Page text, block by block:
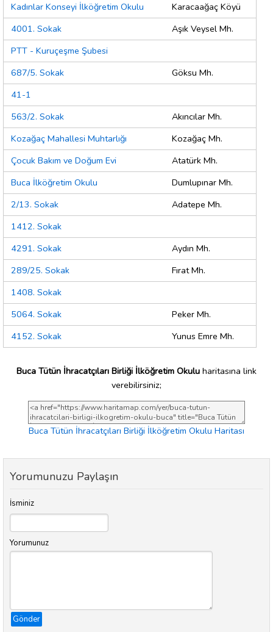
Kadınlar Konseyi İlköğretim Okulu
Karacaağaç Köyü
4001. Sokak
Aşık Veysel Mh.
PTT - Kuruçeşme Şubesi
687/5. Sokak
Göksu Mh.
41-1
563/2. Sokak
Akıncılar Mh.
Kozağaç Mahallesi Muhtarlığı
Kozağaç Mh.
Çocuk Bakım ve Doğum Evi
Atatürk Mh.
Buca İlköğretim Okulu
Dumlupınar Mh.
2/13. Sokak
Adatepe Mh.
1412. Sokak
4291. Sokak
Aydın Mh.
289/25. Sokak
Fırat Mh.
1408. Sokak
5064. Sokak
Peker Mh.
4152. Sokak
Yunus Emre Mh.
Buca Tütün İhracatçıları Birliği İlköğretim Okulu haritasına link
verebilirsiniz;
Buca Tütün İhracatçıları Birliği İlköğretim Okulu Haritası
Yorumunuzu Paylaşın
İsminiz
Yorumunuz
Gönder